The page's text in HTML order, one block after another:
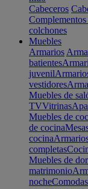
Cabeceros
colchones
Muebles
Armarios
batientes
juvenil
vestidores
Muebles de
TVVitrinas
Muebles de
de cocina
cocina
completas
Muebles de
matrimonio
nocheComodas